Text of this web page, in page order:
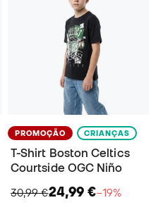
PROMOÇÃO CRIANÇAS
T-Shirt Boston Celtics
Courtside OGC Niño
30,99 €24,99 €−19%